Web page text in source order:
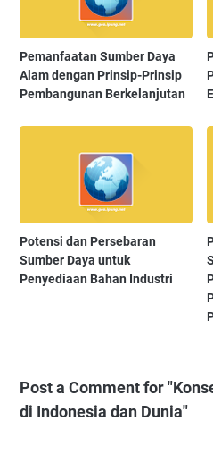
Pemanfaatan Sumber Daya
Alam dengan Prinsip-Prinsip
Pembangunan Berkelanjutan
Potensi dan Persebaran
Sumber Daya untuk
Penyediaan Bahan Industri
Post a Comment for
di Indonesia dan Dunia"